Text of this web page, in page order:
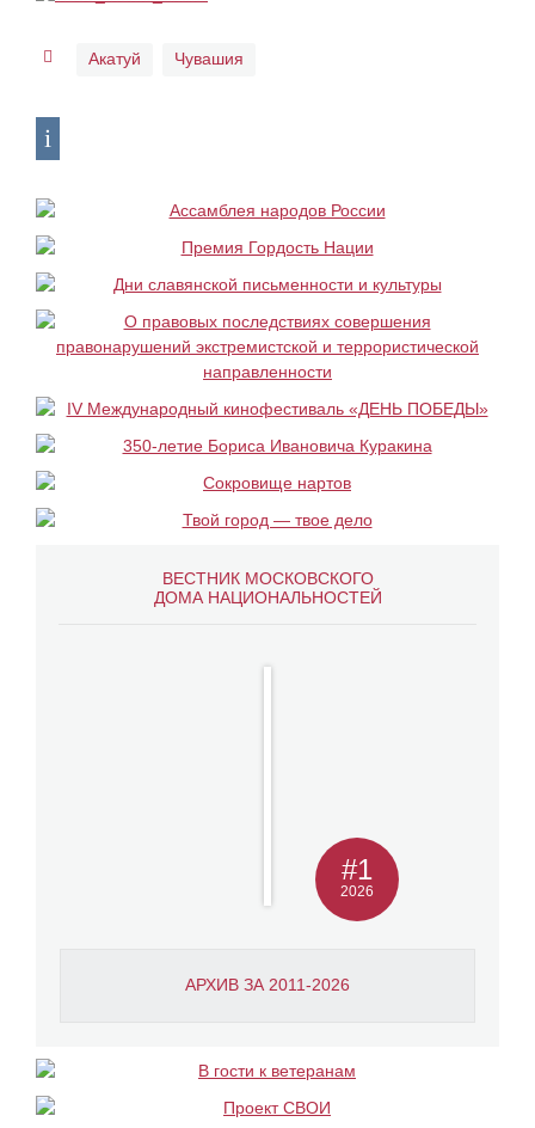
Акатуй Чувашия
ВЕСТНИК МОСКОВСКОГО
ДОМА НАЦИОНАЛЬНОСТЕЙ
АРХИВ ЗА 2011-2026
#1
2026